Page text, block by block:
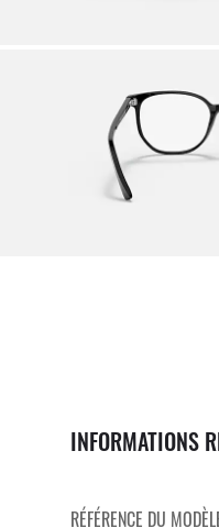
INFORMATIONS
RÉFÉRENCE DU